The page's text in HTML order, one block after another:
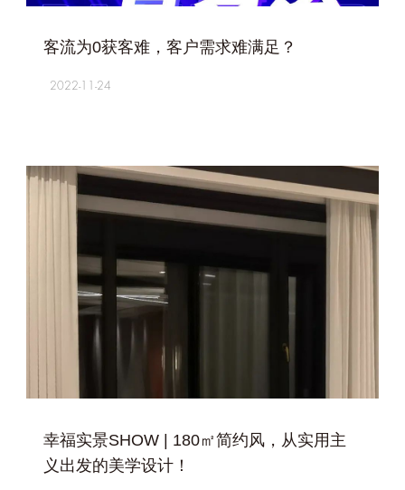
客流为0获客难，客户需求难满足？
2022-11-24
幸福实景SHOW | 180㎡简约风，从实用主
义出发的美学设计！